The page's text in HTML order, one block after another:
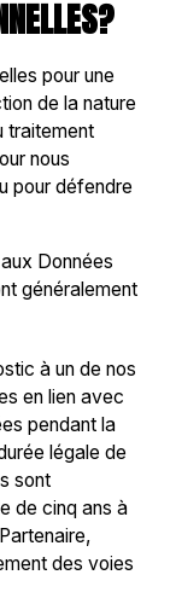
pour une
de la nature
traitement
nous
pour défendre
Données
généralement
à un de nos
en lien avec
pendant la
légale de
sont
de cinq ans à
des voies